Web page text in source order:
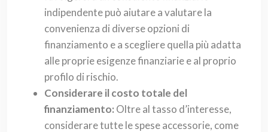
indipendente può aiutare a valutare la
convenienza di diverse opzioni di
finanziamento e a scegliere quella più adatta
alle proprie esigenze finanziarie e al proprio
profilo di rischio.
Considerare il costo totale del
finanziamento: Oltre al tasso d’interesse,
considerare tutte le spese accessorie, come